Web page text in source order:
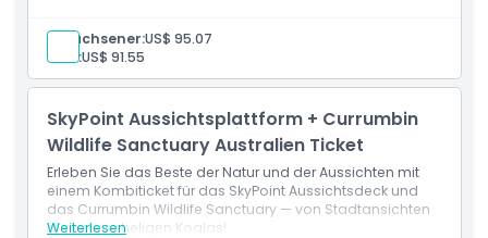
Erwachsener:US$ 95.07
Kind:US$ 91.55
SkyPoint Aussichtsplattform + Currumbin
Wildlife Sanctuary Australien Ticket
Erleben Sie das Beste der Natur und der Aussichten mit
einem Kombiticket für das SkyPoint Aussichtsdeck und
das Currumbin Wildlife Sanctuary — von Stadtansichten
bis zu kuscheligen Koalas!
Weiterlesen